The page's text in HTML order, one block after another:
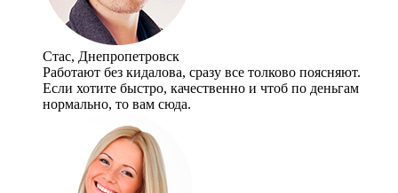
Стас, Днепропетровск
Работают без кидалова, сразу все толково поясняют.
Если хотите быстро, качественно и чтоб по деньгам
нормально, то вам сюда.